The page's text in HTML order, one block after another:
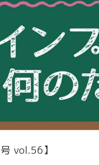
vol.56】